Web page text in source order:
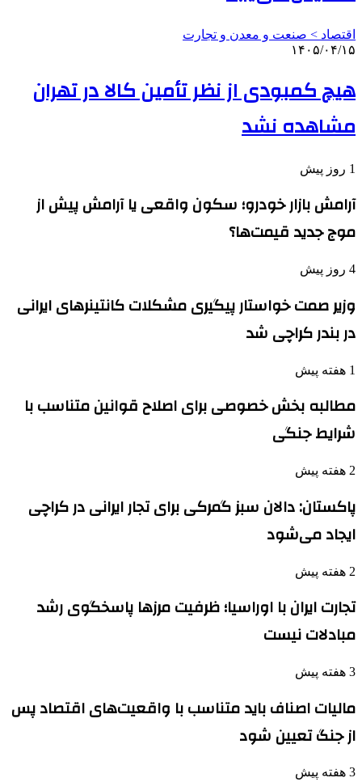
اقتصاد > صنعت و معدن و تجارت
۱۴۰۵/۰۴/۱۵
هیچ کمبودی از نظر تأمین کالا در تهران
مشاهده نشد
1 روز پیش
آرامش بازار خودرو؛ سکون واقعی یا آرامش پیش از
موج جدید قیمت‌ها؟
4 روز پیش
وزیر صمت خواستار پیگیری مشکلات کانتینرهای ایرانی
در بندر کراچی شد
1 هفته پیش
مطالبه بخش خصوصی برای اصلاح قوانین متناسب با
شرایط جنگی
2 هفته پیش
پاکستان: دالان سبز گمرکی برای تجار ایرانی در کراچی
ایجاد می‌شود
2 هفته پیش
تجارت ایران با اوراسیا؛ ظرفیت مرزها پاسخگوی رشد
مبادلات نیست
3 هفته پیش
مالیات اصناف باید متناسب با واقعیت‌های اقتصاد پس
از جنگ تعیین شود
3 هفته پیش